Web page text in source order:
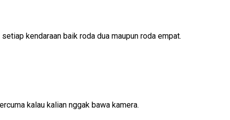
kendaraan baik roda dua maupun roda empat.
kalau kalian nggak bawa kamera.